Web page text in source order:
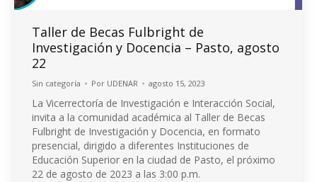
Taller de Becas Fulbright de
Investigación y Docencia – Pasto, agosto
22
Sin categoría Por UDENAR agosto 15, 2023
La Vicerrectoría de Investigación e Interacción Social,
invita a la comunidad académica al Taller de Becas
Fulbright de Investigación y Docencia, en formato
presencial, dirigido a diferentes Instituciones de
Educación Superior en la ciudad de Pasto, el próximo
22 de agosto de 2023 a las 3:00 p.m.